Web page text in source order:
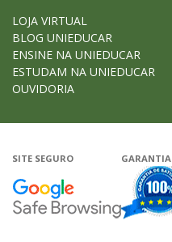
LOJA VIRTUAL
BLOG UNIEDUCAR
ENSINE NA UNIEDUCAR
ESTUDAM NA UNIEDUCAR
OUVIDORIA
SITE SEGURO GARANTIA